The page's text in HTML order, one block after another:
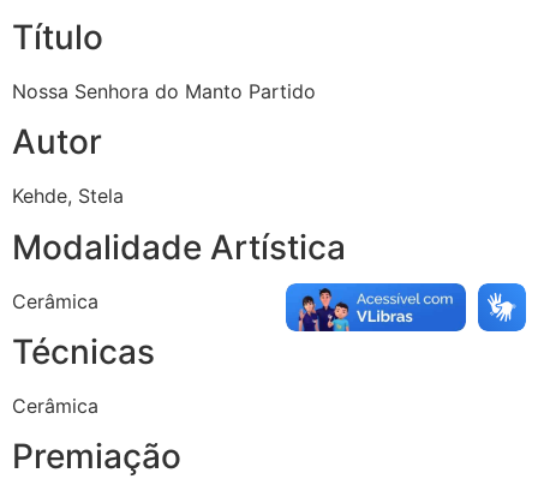
Título
Nossa Senhora do Manto Partido
Autor
Kehde, Stela
Modalidade Artística
Cerâmica
Técnicas
Cerâmica
Premiação